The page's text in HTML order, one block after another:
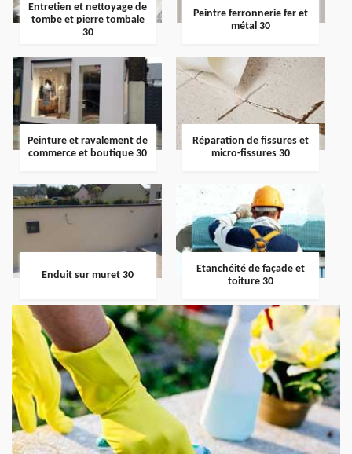
Entretien et nettoyage de
tombe et pierre tombale
30
Peintre ferronnerie fer et
métal 30
Peinture et ravalement de
commerce et boutique 30
Réparation de fissures et
micro-fissures 30
Enduit sur muret 30
Etanchéité de façade et
toiture 30